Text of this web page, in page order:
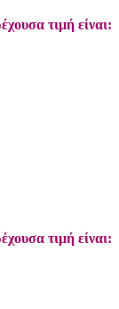
τιμή είναι:
τιμή είναι: